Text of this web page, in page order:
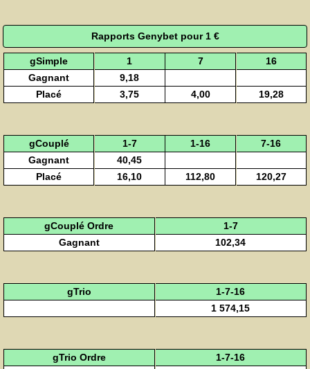
Rapports Genybet pour 1 €
gSimple 1 7
16
Gagnant
9,18
Placé
3,75 4,00 19,28
gCouplé 1-7 1-16
7-16
Gagnant
40,45
Placé
16,10 112,80 120,27
gCouplé Ordre
1-7
Gagnant
102,34
gTrio
1-7-16
1 574,15
gTrio Ordre
1-7-16